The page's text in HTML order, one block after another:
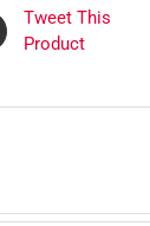
Tweet This
Product